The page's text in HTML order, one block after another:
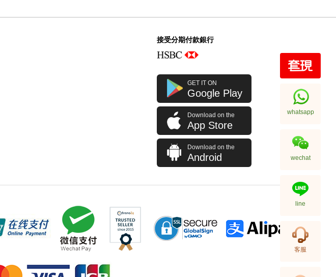
Prada 普拉達 手袋 2vz034 2a6d
F0002 背包
11,800.00
接受分期付款銀行
GET IT ON
Google Play
Download on the
App Store
Download on the
Android
whatsapp
wechat
line
客服